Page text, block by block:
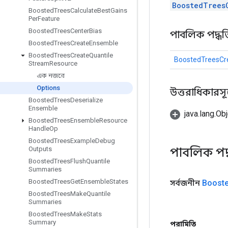
BoostedTreesCalculateBestGains
PerFeature
BoostedTreesCenterBias
BoostedTreesCreateEnsemble
BoostedTreesCreateQuantile
StreamResource
এক নজরে
Options
BoostedTreesDeserialize
Ensemble
BoostedTreesEnsembleResource
HandleOp
BoostedTreesExampleDebug
Outputs
BoostedTreesFlushQuantile
Summaries
BoostedTreesGetEnsembleStates
BoostedTreesMakeQuantile
Summaries
BoostedTreesMakeStats
Summary
পাবলিক
পাবলিক
সর্বজনীন
পরামিতি